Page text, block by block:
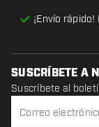
¡Envío
SUSCRÍBETE A
Suscríbete al